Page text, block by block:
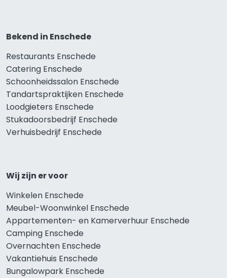
Bekend in Enschede
Restaurants Enschede
Catering Enschede
Schoonheidssalon Enschede
Tandartspraktijken Enschede
Loodgieters Enschede
Stukadoorsbedrijf Enschede
Verhuisbedrijf Enschede
Wij zijn er voor
Winkelen Enschede
Meubel-Woonwinkel Enschede
Appartementen- en Kamerverhuur Enschede
Camping Enschede
Overnachten Enschede
Vakantiehuis Enschede
Bungalowpark Enschede